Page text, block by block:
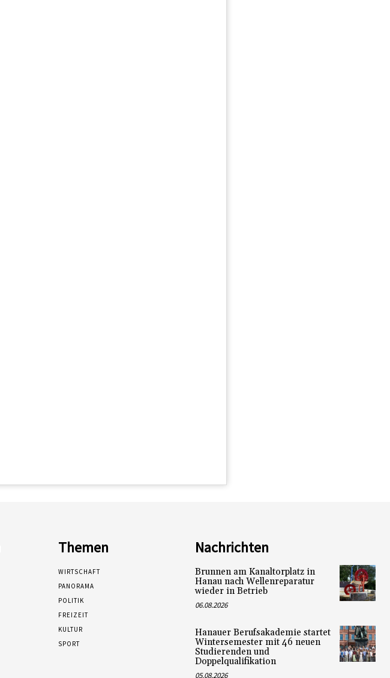
Themen
WIRTSCHAFT
PANORAMA
POLITIK
FREIZEIT
KULTUR
SPORT
Nachrichten
Brunnen am Kanaltorplatz in
Hanau nach Wellenreparatur
wieder in Betrieb
06.08.2026
Hanauer Berufsakademie startet
Wintersemester mit 46 neuen
Studierenden und
Doppelqualifikation
05.08.2026